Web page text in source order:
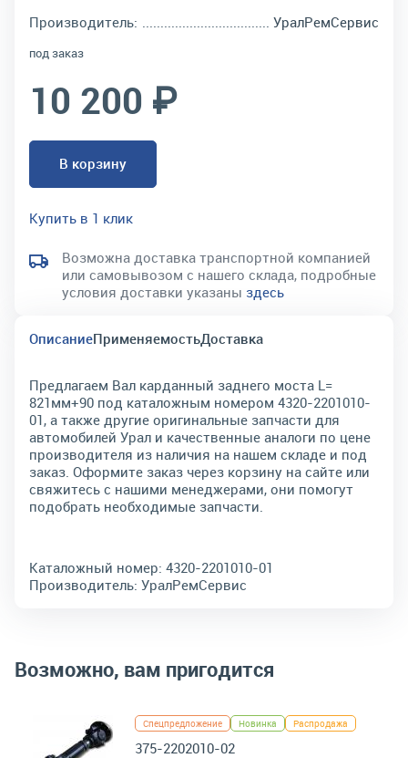
Производитель: УралРемСервис
под заказ
10 200 ₽
В корзину
Купить в 1 клик
Возможна доставка транспортной компанией
или самовывозом с нашего склада, подробные
условия доставки указаны здесь
ОписаниеПрименяемостьДоставка
Предлагаем Вал карданный заднего моста L=
821мм+90 под каталожным номером 4320-2201010-
01, а также другие оригинальные запчасти для
автомобилей Урал и качественные аналоги по цене
производителя из наличия на нашем складе и под
заказ. Оформите заказ через корзину на сайте или
свяжитесь с нашими менеджерами, они помогут
подобрать необходимые запчасти.
Каталожный номер: 4320-2201010-01
Производитель: УралРемСервис
Возможно, вам пригодится
Спецпредложение Новинка Распродажа
375-2202010-02